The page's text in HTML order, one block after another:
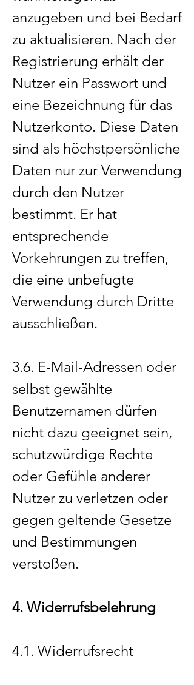
anzugeben und bei Bedarf
zu aktualisieren. Nach der
Registrierung erhält der
Nutzer ein Passwort und
eine Bezeichnung für das
Nutzerkonto. Diese Daten
sind als höchstpersönliche
Daten nur zur Verwendung
durch den Nutzer
bestimmt. Er hat
entsprechende
Vorkehrungen zu treffen,
die eine unbefugte
Verwendung durch Dritte
ausschließen.
3.6. E-Mail-Adressen oder
selbst gewählte
Benutzernamen dürfen
nicht dazu geeignet sein,
schutzwürdige Rechte
oder Gefühle anderer
Nutzer zu verletzen oder
gegen geltende Gesetze
und Bestimmungen
verstoßen.
4. Widerrufsbelehrung
4.1. Widerrufsrecht